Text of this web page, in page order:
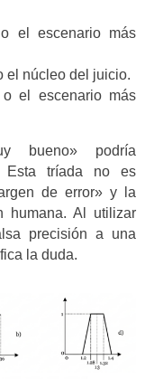
el escenario más
el núcleo del juicio.
el escenario más
bueno» podría
Esta tríada no es
de error» y la
humana. Al utilizar
precisión a una
la duda.